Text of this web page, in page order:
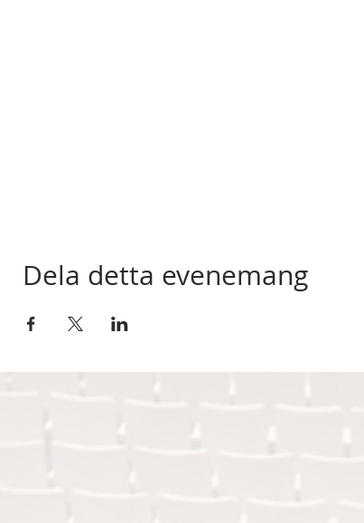
Dela detta evenemang